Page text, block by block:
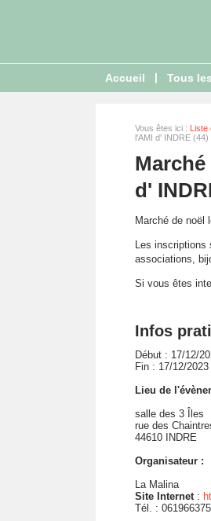
Accueil | Tous
Vous êtes ici : Liste
l'AMI d' INDRE (44)
d'
Marché de noël
Les inscriptions
associations,
Si vous êtes
Infos
Début : 17/12/
Fin : 17/12/
Lieu de
salle des 3 Îles
rue des
44610 INDRE
Organisateur :
La Malina
Site Internet:
Tél. :